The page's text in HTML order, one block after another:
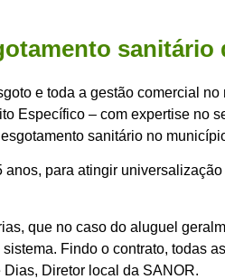
sanitário
e toda a gestão comercial
Específico – com expertise no
sanitário no
para atingir
que no caso do aluguel
Findo o contrato, todas
Diretor local da SANOR.